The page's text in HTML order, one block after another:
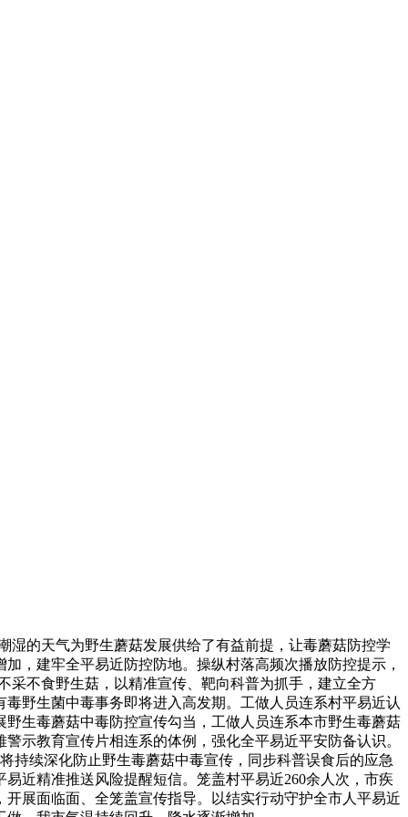
的天气为野生蘑菇发展供给了有益前提，让毒蘑菇防控学
，建牢全平易近防控防地。操纵村落高频次播放防控提示，
采不食野生菇，以精准宣传、靶向科普为抓手，建立全方
野生菌中毒事务即将进入高发期。工做人员连系村平易近认
生毒蘑菇中毒防控宣传勾当，工做人员连系本市野生毒蘑菇
示教育宣传片相连系的体例，强化全平易近平安防备认识。
持续深化防止野生毒蘑菇中毒宣传，同步科普误食后的应急
近精准推送风险提醒短信。笼盖村平易近260余人次，市疾
展面临面、全笼盖宣传指导。以结实行动守护全市人平易近